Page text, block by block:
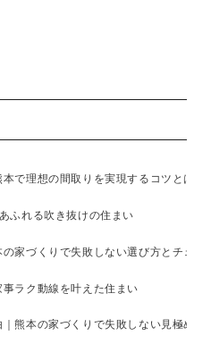
で理想の間取りを実現するコツとは
ふれる吹き抜けの住まい
家づくりで失敗しない選び方とチェッ
ラク動線を叶えた住まい
熊本の家づくりで失敗しない見極め方